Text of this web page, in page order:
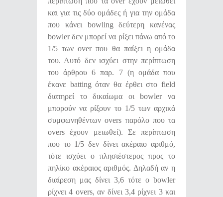
και για τις δύο ομάδες ή για την ομάδα
που κάνει bowling δεύτερη κανένας
bowler δεν μπορεί να ρίξει πάνω από το
1/5 των over που θα παίξει η ομάδα
του. Αυτό δεν ισχύει στην περίπτωση
του άρθρου 6 παρ. 7 (η ομάδα που
έκανε batting όταν θα έρθει στο field
διατηρεί το δικαίωμα οι bowler να
μπορούν να ρίξουν το 1/5 των αρχικά
συμφωνηθέντων overs παρόλο που τα
overs έχουν μειωθεί). Σε περίπτωση
που το 1/5 δεν δίνει ακέραιο αριθμό,
τότε ισχύει ο πλησιέστερος προς το
πηλίκο ακέραιος αριθμός. Δηλαδή αν η
διαίρεση μας δίνει 3,6 τότε ο bowler
ρίχνει 4 overs, αν δίνει 3,4 ρίχνει 3 και